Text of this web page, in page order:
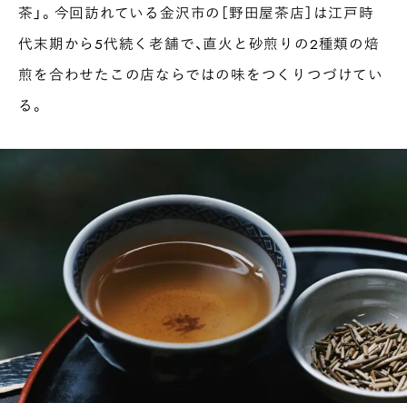
茶」。今回訪れている金沢市の［野田屋茶店］は江戸時
代末期から5代続く老舗で、直火と砂煎りの2種類の焙
煎を合わせたこの店ならではの味をつくりつづけてい
る。